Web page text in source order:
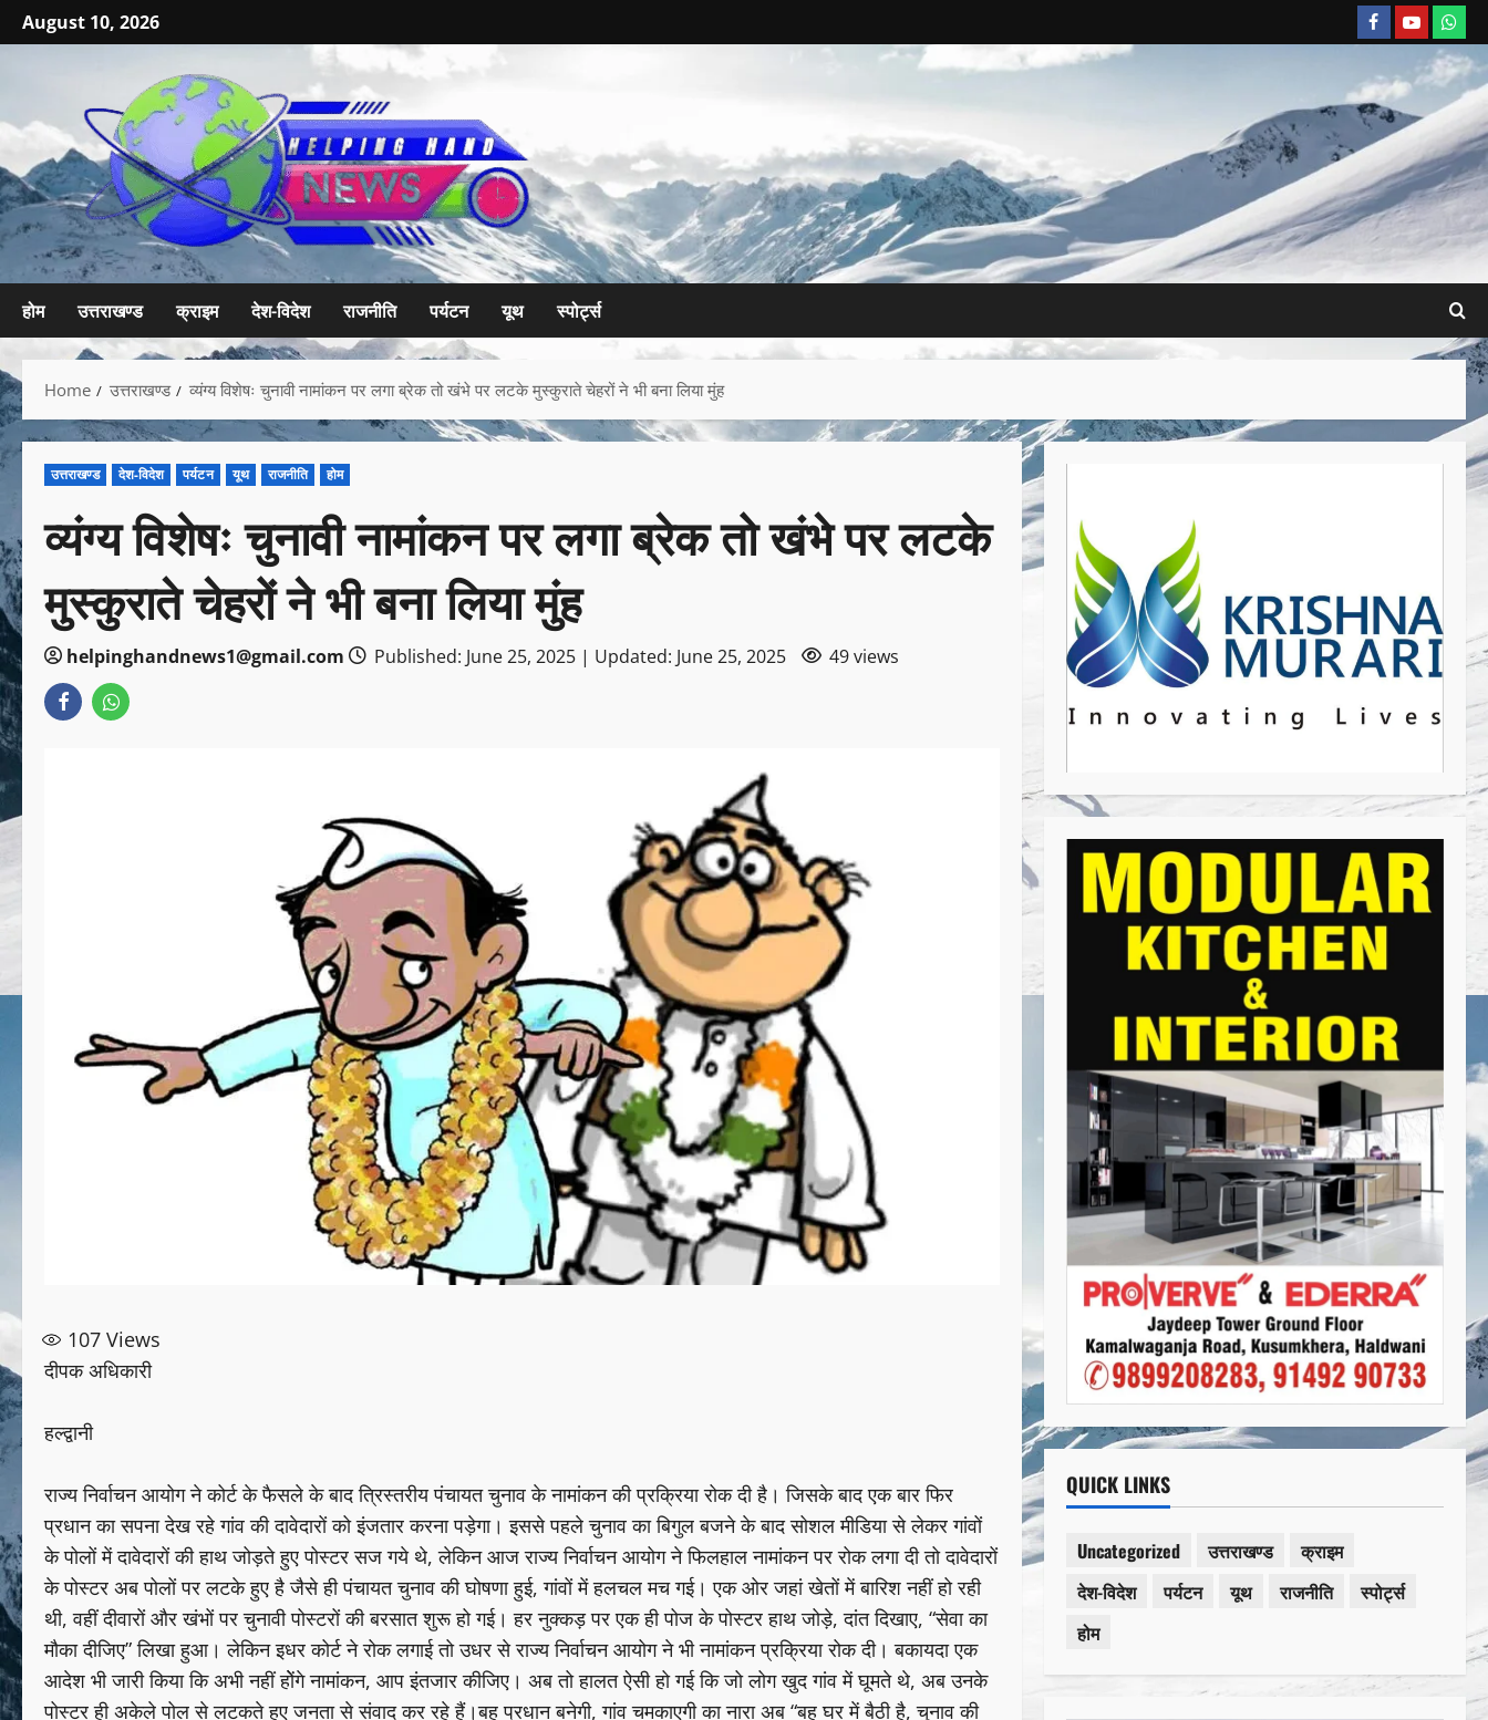
August 10, 2026
होम उत्तराखण्ड क्राइम देश-विदेश राजनीति पर्यटन यूथ स्पोर्ट्स
Home उत्तराखण्ड व्यंग्य विशेषः चुनावी नामांकन पर लगा ब्रेक तो खंभे पर लटके मुस्कुराते चेहरों ने भी बना लिया मुंह
उत्तराखण्ड देश-विदेश पर्यटन यूथ राजनीति होम
व्यंग्य विशेषः चुनावी नामांकन पर लगा ब्रेक तो खंभे पर लटके
मुस्कुराते चेहरों ने भी बना लिया मुंह
helpinghandnews1@gmail.com Published: June 25, 2025 | Updated: June 25, 2025 49 views
107 Views
दीपक अधिकारी
हल्द्वानी
राज्य निर्वाचन आयोग ने कोर्ट के फैसले के बाद त्रिस्तरीय पंचायत चुनाव के नामांकन की प्रक्रिया रोक दी है। जिसके बाद एक बार फिर
प्रधान का सपना देख रहे गांव की दावेदारों को इंजतार करना पड़ेगा। इससे पहले चुनाव का बिगुल बजने के बाद सोशल मीडिया से लेकर गांवों
के पोलों में दावेदारों की हाथ जोड़ते हुए पोस्टर सज गये थे, लेकिन आज राज्य निर्वाचन आयोग ने फिलहाल नामांकन पर रोक लगा दी तो दावेदारों
के पोस्टर अब पोलों पर लटके हुए है जैसे ही पंचायत चुनाव की घोषणा हुई, गांवों में हलचल मच गई। एक ओर जहां खेतों में बारिश नहीं हो रही
थी, वहीं दीवारों और खंभों पर चुनावी पोस्टरों की बरसात शुरू हो गई। हर नुक्कड़ पर एक ही पोज के पोस्टर हाथ जोड़े, दांत दिखाए, “सेवा का
मौका दीजिए” लिखा हुआ। लेकिन इधर कोर्ट ने रोक लगाई तो उधर से राज्य निर्वाचन आयोग ने भी नामांकन प्रक्रिया रोक दी। बकायदा एक
आदेश भी जारी किया कि अभी नहीं होेंगे नामांकन, आप इंतजार कीजिए। अब तो हालत ऐसी हो गई कि जो लोग खुद गांव में घूमते थे, अब उनके
पोस्टर ही अकेले पोल से लटकते हुए जनता से संवाद कर रहे हैं।बहू प्रधान बनेगी, गांव चमकाएगी का नारा अब “बहू घर में बैठी है, चुनाव की
QUICK LINKS
Uncategorized उत्तराखण्ड
क्राइम
देश-विदेश
पर्यटन यूथ राजनीति
स्पोर्ट्स
होम